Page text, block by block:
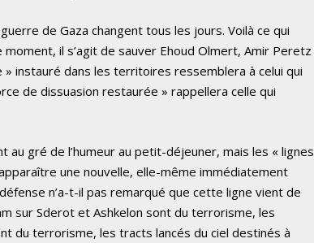
de Gaza changent tous les jours. Voilà ce qui
moment, il s’agit de sauver Ehoud Olmert, Amir Peretz
instauré dans les territoires ressemblera à celui qui
de dissuasion restaurée » rappellera celle qui
gré de l’humeur au petit-déjeuner, mais les « lignes
une nouvelle, elle-même immédiatement
n’a-t-il pas remarqué que cette ligne vient de
sur Sderot et Ashkelon sont du terrorisme, les
du terrorisme, les tracts lancés du ciel destinés à